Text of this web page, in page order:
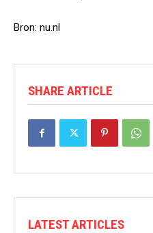
Bron: nu.nl
SHARE ARTICLE
LATEST ARTICLES